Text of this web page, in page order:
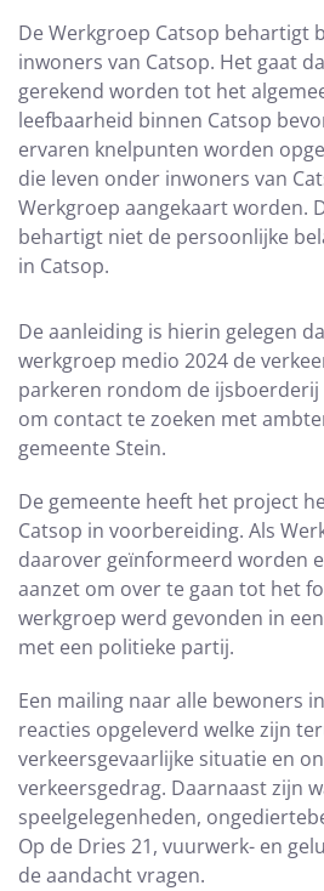
De Werkgroep Catsop behartigt
inwoners van Catsop. Het gaat
gerekend worden tot het
leefbaarheid binnen Catsop
ervaren knelpunten worden
die leven onder inwoners van
Werkgroep aangekaart worden.
behartigt niet de persoonlijke
in Catsop.
De aanleiding is hierin gelegen
werkgroep medio 2024 de
parkeren rondom de ijsboerderij
om contact te zoeken met
gemeente Stein.
De gemeente heeft het project
Catsop in voorbereiding. Als
daarover geïnformeerd worden
aanzet om over te gaan tot het
werkgroep werd gevonden in
met een politieke partij.
Een mailing naar alle bewoners
reacties opgeleverd welke zijn
verkeersgevaarlijke situatie en
verkeersgedrag. Daarnaast zijn
speelgelegenheden,
Op de Dries 21, vuurwerk- en
de aandacht vragen.